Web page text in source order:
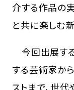
介する作品の
と共に楽しむ
今回出展す
する芸術家か
ストまで、世